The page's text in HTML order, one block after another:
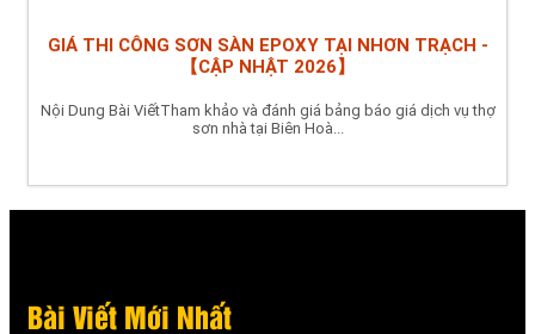
GIÁ THI CÔNG SƠN SÀN EPOXY TẠI NHƠN TRẠCH -
【CẬP NHẬT 2026】
Nội Dung Bài ViếtTham khảo và đánh giá bảng báo giá dịch vụ thợ
sơn nhà tại Biên Hoà...
Bài Viết Mới Nhất